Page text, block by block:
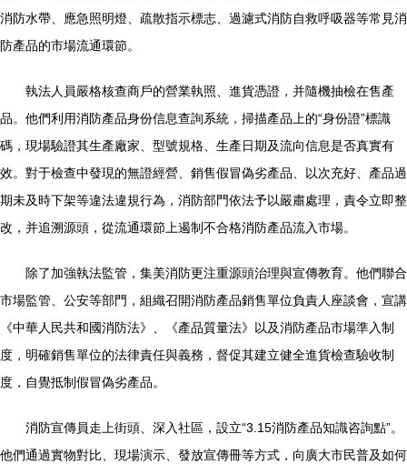
消防水帶、應急照明燈、疏散指示標志、過濾式消防自救呼吸器等常見消
防產品的市場流通環節。
執法人員嚴格核查商戶的營業執照、進貨憑證，并隨機抽檢在售產
品。他們利用消防產品身份信息查詢系統，掃描產品上的“身份證”標識
碼，現場驗證其生產廠家、型號規格、生產日期及流向信息是否真實有
效。對于檢查中發現的無證經營、銷售假冒偽劣產品、以次充好、產品過
期未及時下架等違法違規行為，消防部門依法予以嚴肅處理，責令立即整
改，并追溯源頭，從流通環節上遏制不合格消防產品流入市場。
除了加強執法監管，集美消防更注重源頭治理與宣傳教育。他們聯合
市場監管、公安等部門，組織召開消防產品銷售單位負責人座談會，宣講
《中華人民共和國消防法》、《產品質量法》以及消防產品市場準入制
度，明確銷售單位的法律責任與義務，督促其建立健全進貨檢查驗收制
度，自覺抵制假冒偽劣產品。
消防宣傳員走上街頭、深入社區，設立“3.15消防產品知識咨詢點”。
他們通過實物對比、現場演示、發放宣傳冊等方式，向廣大市民普及如何